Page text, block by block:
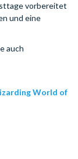
vorbereitet
und eine
auch
World of